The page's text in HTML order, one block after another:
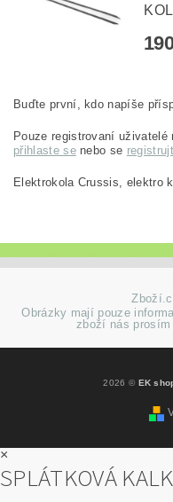
Buďte první, kdo napíše
Pouze registrovaní
přihlaste senebo se
Elektrokola Crussis, elektro
Obrázky mají pouze
zboží nás prosím
2026 © EK
×
SPLÁTKOVÁ